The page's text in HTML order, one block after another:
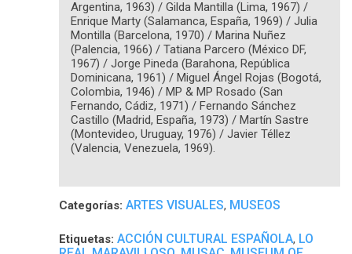
Argentina, 1963) / Gilda Mantilla (Lima, 1967) /
Enrique Marty (Salamanca, España, 1969) / Julia
Montilla (Barcelona, 1970) / Marina Nuñez
(Palencia, 1966) / Tatiana Parcero (México DF,
1967) / Jorge Pineda (Barahona, República
Dominicana, 1961) / Miguel Ángel Rojas (Bogotá,
Colombia, 1946) / MP & MP Rosado (San
Fernando, Cádiz, 1971) / Fernando Sánchez
Castillo (Madrid, España, 1973) / Martín Sastre
(Montevideo, Uruguay, 1976) / Javier Téllez
(Valencia, Venezuela, 1969).
Categorías: ARTES VISUALES, MUSEOS
Etiquetas: ACCIÓN CULTURAL ESPAÑOLA, LO